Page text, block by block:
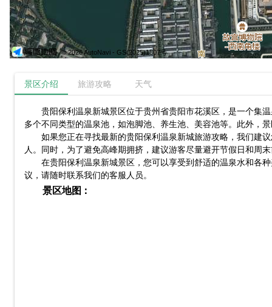
© 2026 AutoNavi - GS(2025)1807号
景区介绍 旅游攻略 天气
贵阳保利温泉新城景区位于贵州省贵阳市花溪区，是一个集
多个不同类型的温泉池，如泡脚池、养生池、美容池等。此外，
如果您正在寻找最新的贵阳保利温泉新城旅游攻略，我们建
人。同时，为了避免高峰期拥挤，建议游客尽量避开节假日和周
在贵阳保利温泉新城景区，您可以享受到舒适的温泉水和各
议，请随时联系我们的客服人员。
景区地图：